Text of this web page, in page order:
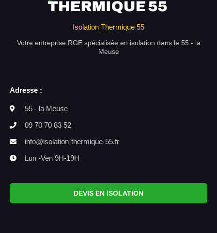
Isolation Thermique 55
Votre entreprise RGE spécialisée en isolation dans le 55 - la
Meuse
Adresse :
55 - la Meuse
09 70 70 83 52
info@isolation-thermique-55.fr
Lun -Ven 9H-19H
DEVIS EN ISOLATION